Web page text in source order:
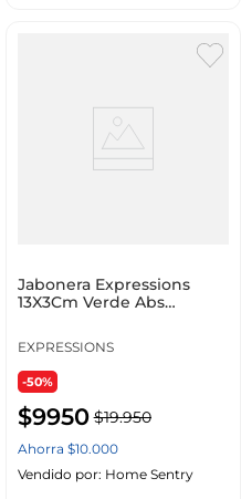
Jabonera Expressions
13X3Cm Verde Abs
EXPRESSIONS
-50%
$9950 $19.950
Ahorra $10.000
Vendido por: Home Sentry